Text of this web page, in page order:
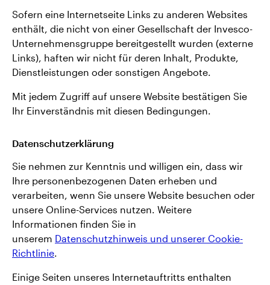
Sofern eine Internetseite Links zu anderen Websites
enthält, die nicht von einer Gesellschaft der Invesco-
Unternehmensgruppe bereitgestellt wurden (externe
Links), haften wir nicht für deren Inhalt, Produkte,
Dienstleistungen oder sonstigen Angebote.
Mit jedem Zugriff auf unsere Website bestätigen Sie
Ihr Einverständnis mit diesen Bedingungen.
Datenschutzerklärung
Sie nehmen zur Kenntnis und willigen ein, dass wir
Ihre personenbezogenen Daten erheben und
verarbeiten, wenn Sie unsere Website besuchen oder
unsere Online-Services nutzen. Weitere
Informationen finden Sie in
unserem Datenschutzhinweis und unserer Cookie-
Richtlinie.
Einige Seiten unseres Internetauftritts enthalten